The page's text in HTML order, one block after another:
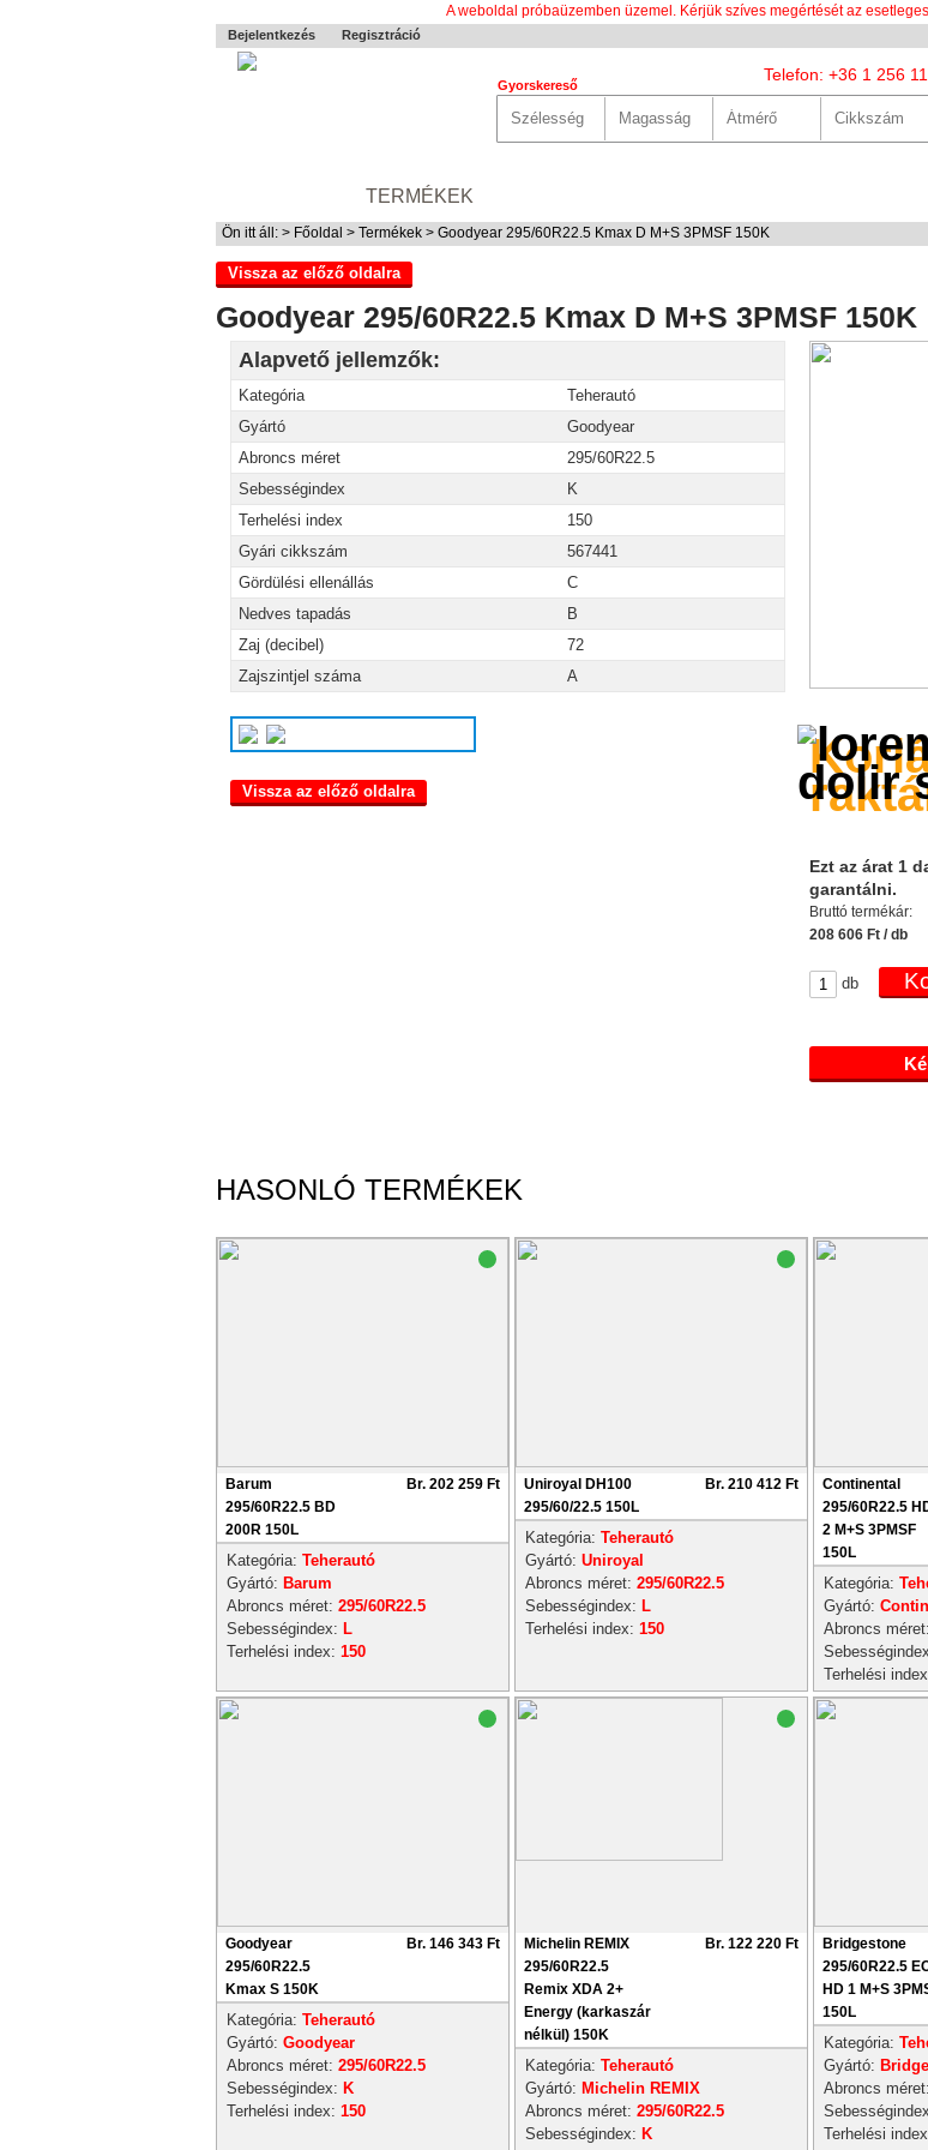
A weboldal próbaüzemben üzemel. Kérjük szíves megértését az
Bejelentkezés Regisztráció
Telefon: +36 1 256
Gyorskereső
TERMÉKEK
Ön itt áll: > Főoldal > Termékek > Goodyear 295/60R22.5 Kmax D M+S 3PMSF 150K
Vissza az előző oldalra
Goodyear 295/60R22.5 Kmax D M+S 3PMSF 150K
Alapvető jellemzők:
Kategória
Teherautó
Gyártó
Goodyear
Abroncs méret
295/60R22.5
Sebességindex
K
Terhelési index
150
Gyári cikkszám
567441
Gördülési ellenállás
C
Nedves tapadás
B
Zaj (decibel)
72
Zajszintjel száma
A
Vissza az előző oldalra
Ezt az árat 1
garantálni.
Bruttó termékár:
208 606 Ft / db
db
HASONLÓ TERMÉKEK
Barum
295/60R22.5 BD
200R 150L
Br. 202 259 Ft
Kategória: Teherautó
Gyártó: Barum
Abroncs méret: 295/60R22.5
Sebességindex: L
Terhelési index: 150
Uniroyal DH100
295/60/22.5 150L
Br. 210 412 Ft
Kategória: Teherautó
Gyártó: Uniroyal
Abroncs méret: 295/60R22.5
Sebességindex: L
Terhelési index: 150
Continental
295/60R22.5
2 M+S 3PMSF
150L
Kategória:
Gyártó:
Abroncs méret:
Terhelési
Goodyear
295/60R22.5
Kmax S 150K
Br. 146 343 Ft
Kategória: Teherautó
Gyártó: Goodyear
Abroncs méret: 295/60R22.5
Sebességindex: K
Terhelési index: 150
Michelin REMIX
295/60R22.5
Remix XDA 2+
Energy (karkaszár
nélkül) 150K
Br. 122 220 Ft
Kategória: Teherautó
Gyártó: Michelin REMIX
Abroncs méret: 295/60R22.5
Sebességindex: K
Bridgestone
295/60R22.5
HD 1 M+S
150L
Kategória:
Gyártó:
Abroncs méret:
Terhelési